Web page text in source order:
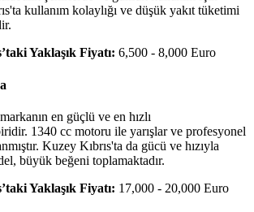
kullanım kolaylığı ve düşük yakıt tüketimi
Yaklaşık Fiyatı: 6,500 - 8,000 Euro
en güçlü ve en hızlı
1340 cc motoru ile yarışlar ve profesyonel
Kuzey Kıbrıs'ta da gücü ve hızıyla
büyük beğeni toplamaktadır.
Yaklaşık Fiyatı: 17,000 - 20,000 Euro